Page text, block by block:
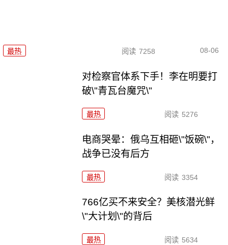
最热 阅读 7258 08-06
对检察官体系下手！李在明要打
破\"青瓦台魔咒\"
最热 阅读 5276
电商哭晕：俄乌互相砸\"饭碗\"，
战争已没有后方
最热 阅读 3354
766亿买不来安全？美核潜光鲜
\"大计划\"的背后
最热 阅读 5634